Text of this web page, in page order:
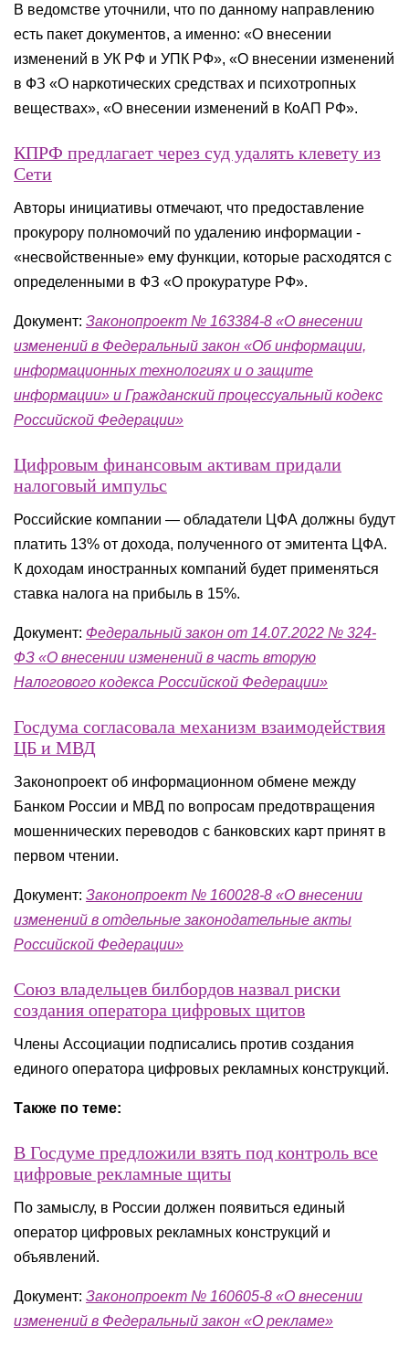
В ведомстве уточнили, что по данному направлению
есть пакет документов, а именно: «О внесении
изменений в УК РФ и УПК РФ», «О внесении изменений
в ФЗ «О наркотических средствах и психотропных
веществах», «О внесении изменений в КоАП РФ».
КПРФ предлагает через суд удалять клевету из
Сети
Авторы инициативы отмечают, что предоставление
прокурору полномочий по удалению информации -
«несвойственные» ему функции, которые расходятся с
определенными в ФЗ «О прокуратуре РФ».
Документ: Законопроект № 163384-8 «О внесении
изменений в Федеральный закон «Об информации,
информационных технологиях и о защите
информации» и Гражданский процессуальный кодекс
Российской Федерации»
Цифровым финансовым активам придали
налоговый импульс
Российские компании — обладатели ЦФА должны будут
платить 13% от дохода, полученного от эмитента ЦФА.
К доходам иностранных компаний будет применяться
ставка налога на прибыль в 15%.
Документ: Федеральный закон от 14.07.2022 № 324-
ФЗ «О внесении изменений в часть вторую
Налогового кодекса Российской Федерации»
Госдума согласовала механизм взаимодействия
ЦБ и МВД
Законопроект об информационном обмене между
Банком России и МВД по вопросам предотвращения
мошеннических переводов с банковских карт принят в
первом чтении.
Документ: Законопроект № 160028-8 «О внесении
изменений в отдельные законодательные акты
Российской Федерации»
Союз владельцев билбордов назвал риски
создания оператора цифровых щитов
Члены Ассоциации подписались против создания
единого оператора цифровых рекламных конструкций.
Также по теме:
В Госдуме предложили взять под контроль все
цифровые рекламные щиты
По замыслу, в России должен появиться единый
оператор цифровых рекламных конструкций и
объявлений.
Документ: Законопроект № 160605-8 «О внесении
изменений в Федеральный закон «О рекламе»